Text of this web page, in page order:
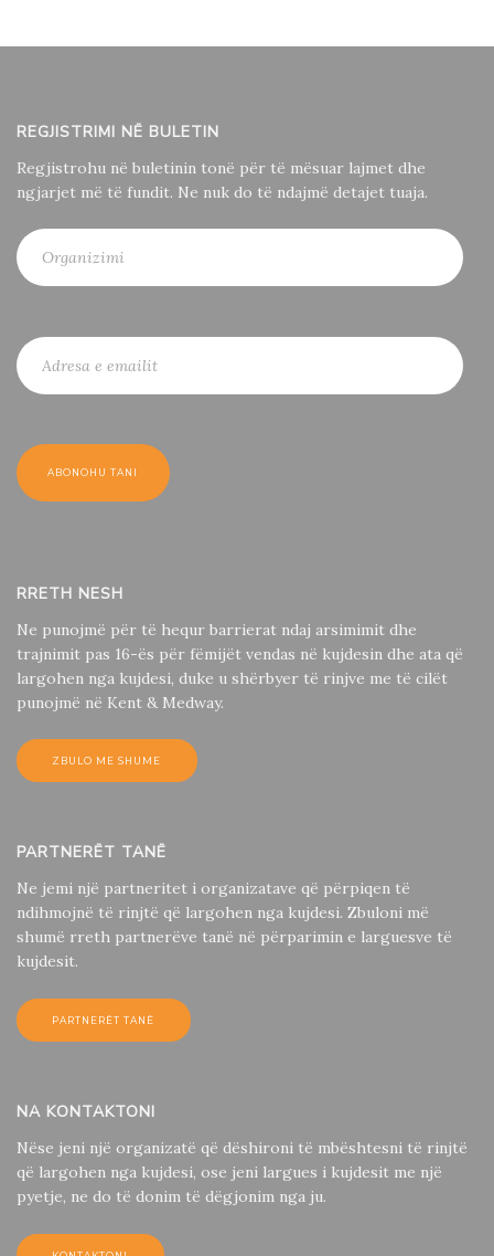
REGJISTRIMI NË BULETIN
Regjistrohu në buletinin tonë për të mësuar lajmet dhe
ngjarjet më të fundit. Ne nuk do të ndajmë detajet tuaja.
RRETH NESH
Ne punojmë për të hequr barrierat ndaj arsimimit dhe
trajnimit pas 16-ës për fëmijët vendas në kujdesin dhe ata që
largohen nga kujdesi, duke u shërbyer të rinjve me të cilët
punojmë në Kent & Medway.
ZBULO ME SHUME
PARTNERËT TANË
Ne jemi një partneritet i organizatave që përpiqen të
ndihmojnë të rinjtë që largohen nga kujdesi. Zbuloni më
shumë rreth partnerëve tanë në përparimin e larguesve të
kujdesit.
PARTNERËT TANË
NA KONTAKTONI
Nëse jeni një organizatë që dëshironi të mbështesni të rinjtë
që largohen nga kujdesi, ose jeni largues i kujdesit me një
pyetje, ne do të donim të dëgjonim nga ju.